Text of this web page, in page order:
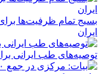
ایران
توصیه‌های طب ایرانی